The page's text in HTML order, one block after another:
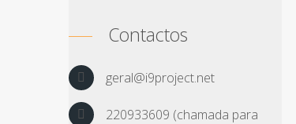
Contactos
geral@i9project.net
220933609 (chamada para